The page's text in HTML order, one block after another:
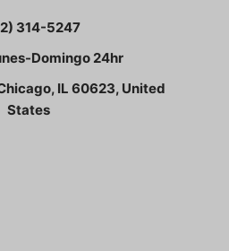
314-5247
Domingo 24hr
IL 60623, United
States